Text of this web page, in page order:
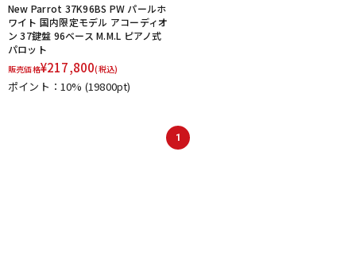
New Parrot 37K96BS PW パールホ
ワイト 国内限定モデル アコーディオ
ン 37鍵盤 96ベース M.M.L ピアノ式
パロット
販売価格¥217,800(税込)
ポイント：10% (19800pt)
1